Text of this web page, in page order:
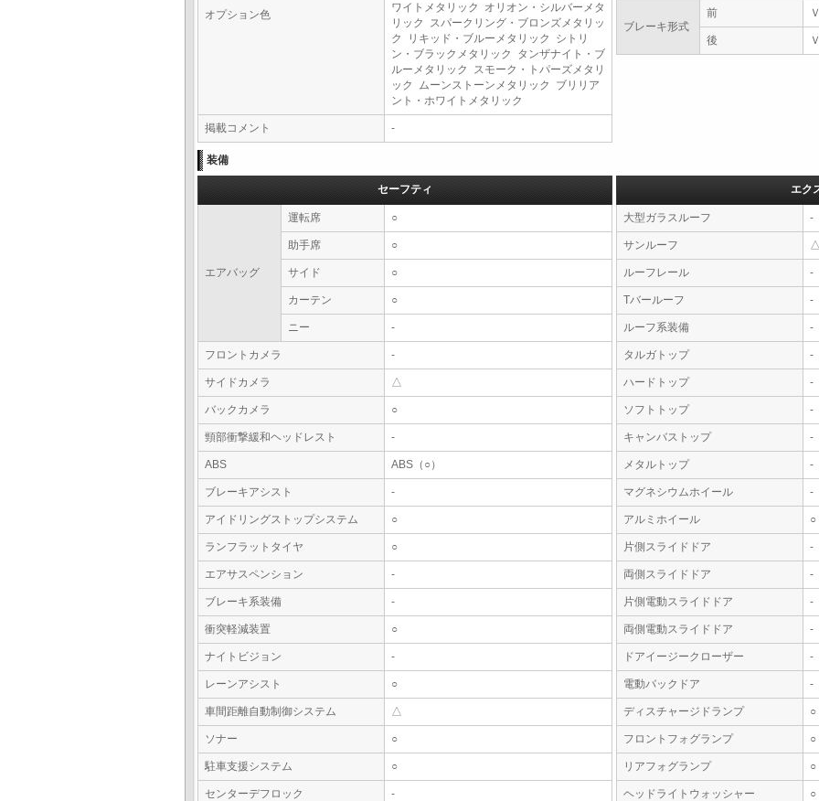
オプション色
ワイトメタリック オリオン・シルバーメタ
リック スパークリング・ブロンズメタリッ
ク リキッド・ブルーメタリック シトリ
ン・ブラックメタリック タンザナイト・ブ
ルーメタリック スモーク・トパーズメタリ
ック ムーンストーンメタリック ブリリア
ント・ホワイトメタリック
掲載コメント -
ブレーキ形式
前
後
装備
セーフティ
エアバッグ
運転席 ○
助手席 ○
サイド ○
カーテン ○
ニー -
フロントカメラ -
サイドカメラ △
バックカメラ ○
頸部衝撃緩和ヘッドレスト -
ABS ABS（○）
ブレーキアシスト -
アイドリングストップシステム ○
ランフラットタイヤ ○
エアサスペンション -
ブレーキ系装備 -
衝突軽減装置 ○
ナイトビジョン -
レーンアシスト ○
車間距離自動制御システム △
ソナー ○
駐車支援システム ○
センターデフロック -
エク
大型ガラスルーフ -
サンルーフ △
ルーフレール -
Tバールーフ -
ルーフ系装備 -
タルガトップ -
ハードトップ -
ソフトトップ -
キャンバストップ -
メタルトップ -
マグネシウムホイール -
アルミホイール ○
片側スライドドア -
両側スライドドア -
片側電動スライドドア -
両側電動スライドドア -
ドアイージークローザー -
電動バックドア -
ディスチャージドランプ ○
フロントフォグランプ ○
リアフォグランプ ○
ヘッドライトウォッシャー ○